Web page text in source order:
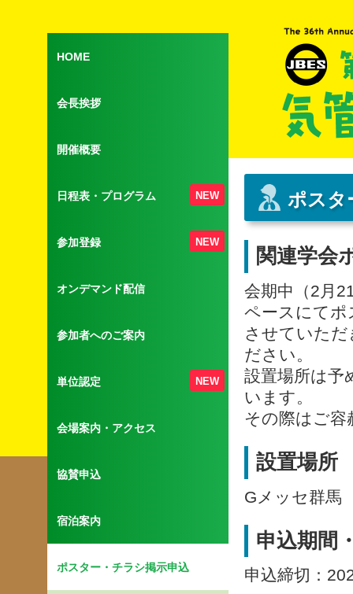
ポスタ
関連学会
会期中（2月
ペースにてポ
させていただ
ださい。
設置場所は予
います。
その際はご容
設置場所
Gメッセ群
申込期間
申込締切：
HOME
会長挨拶
開催概要
日程表・プログラム NEW
参加登録 NEW
オンデマンド配信
参加者へのご案内
単位認定 NEW
会場案内・アクセス
協賛申込
宿泊案内
ポスター・チラシ掲示申込